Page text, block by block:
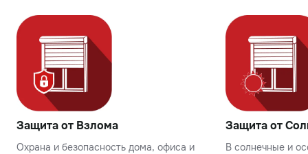
Защита от Взлома
Охрана и безопасность дома, офиса и
Защита от
В солнечные и